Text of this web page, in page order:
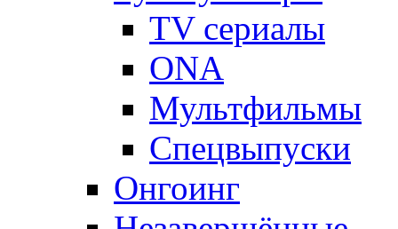
TV сериалы
ONA
Мультфильмы
Спецвыпуски
Онгоинг